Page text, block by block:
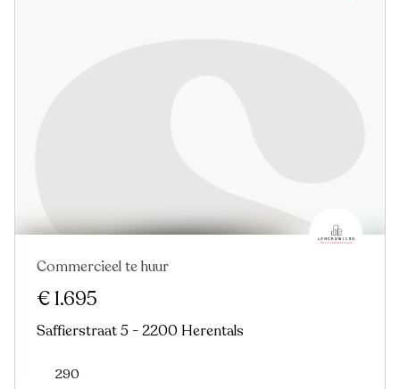
Commercieel te huur
€ 1.695
Saffierstraat 5 - 2200 Herentals
290